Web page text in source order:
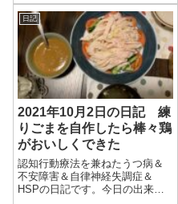
しく、東京では猛暑日の記録を
更新したとか。ただ、明日の雨
から涼しくなるらしい。本当に
そうだといいの...
日記
2021年10月2日の日記 練
りごまを自作したら棒々鶏
がおいしくできた
認知行動療法を兼ねたうつ病＆
不安障害＆自律神経失調症＆
HSPの日記です。今日の出来事